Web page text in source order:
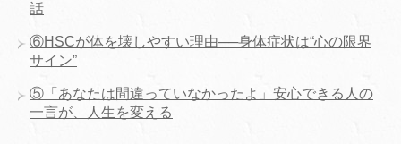
話
⑥HSCが体を壊しやすい理由──身体症状は“心の限界
サイン”
⑤「あなたは間違っていなかったよ」安心できる人の
一言が、人生を変える